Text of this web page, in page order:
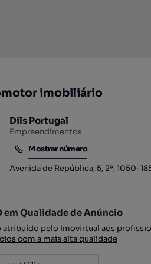
imobiliário
Dils Portugal
Empreendimentos
Mostrar número
Mostrar número
Avenida de República, 5, 2º, 1050-
em Qualidade de Anúncio
atribuído pelo Imovirtual aos
com a mais alta qualidade